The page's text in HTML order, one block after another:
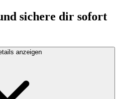
sichere dir sofort
anzeigen